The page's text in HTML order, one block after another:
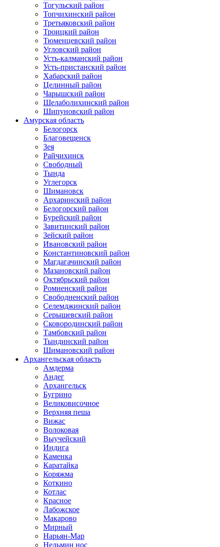
Тогульский район
Топчихинский район
Третьяковский район
Троицкий район
Тюменцевский район
Угловский район
Усть-калманский район
Усть-пристанский район
Хабарский район
Целинный район
Чарышский район
Шелаболихинский район
Шипуновский район
Амурская область
Белогорск
Благовещенск
Зея
Райчихинск
Свободный
Тында
Углегорск
Шимановск
Архаринский район
Белогорский район
Бурейский район
Завитинский район
Зейский район
Ивановский район
Константиновский район
Магдагачинский район
Мазановский район
Октябрьский район
Ромненский район
Свободненский район
Селемджинский район
Серышевский район
Сковородинский район
Тамбовский район
Тындинский район
Шимановский район
Архангельская область
Амдерма
Андег
Архангельск
Бугрино
Великовисочное
Верхняя пеша
Вижас
Волоковая
Выучейский
Индига
Каменка
Каратайка
Коряжма
Коткино
Котлас
Красное
Лабожское
Макарово
Мирный
Нарьян-Мар
Нельмин нос